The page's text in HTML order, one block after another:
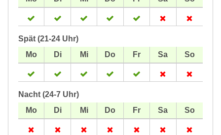
Spät (21-24 Uhr)
Nacht (24-7 Uhr)